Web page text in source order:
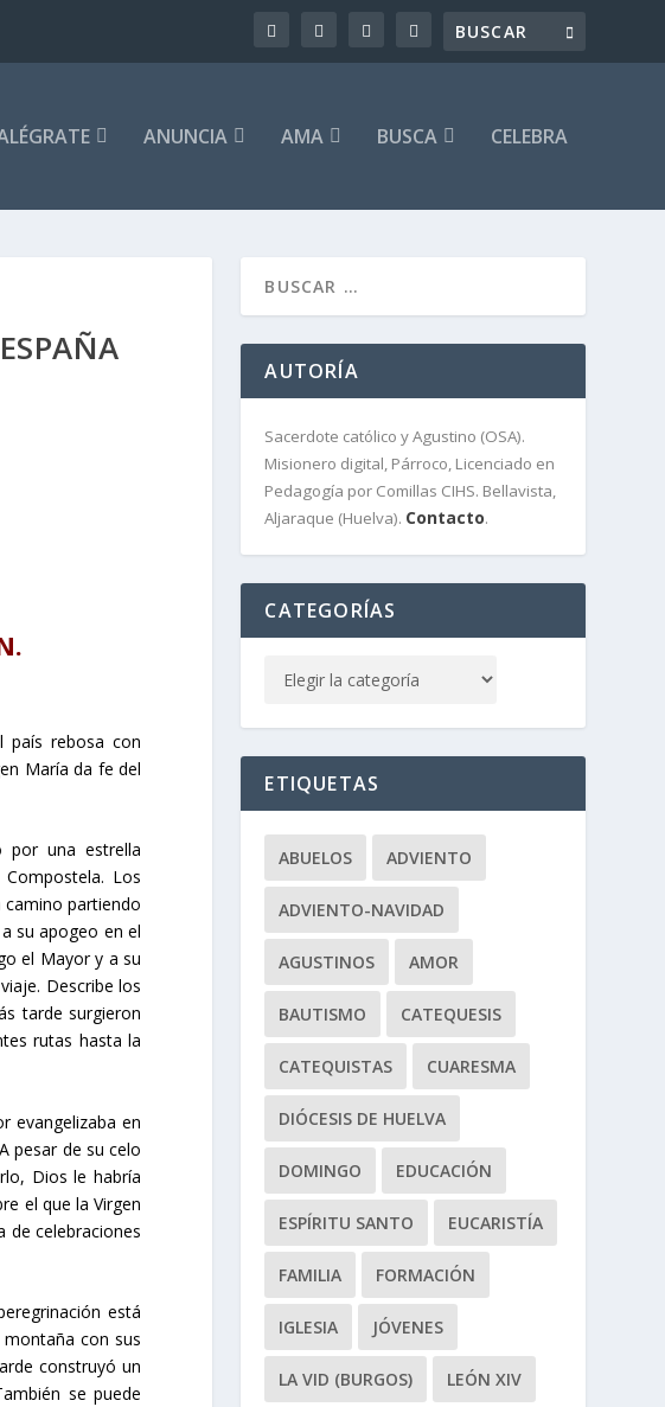
ANUNCIA AMA BUSCA CELEBRA
país rebosa con
María da fe del
por una estrella
Los
camino partiendo
su apogeo en el
el Mayor y a su
Describe los
tarde surgieron
rutas hasta la
evangelizaba en
pesar de su celo
Dios le habría
el que la Virgen
de celebraciones
está
con sus
construyó un
se puede
AUTORÍA
Sacerdote católico y Agustino (OSA).
Misionero digital, Párroco, Licenciado en
Pedagogía por Comillas CIHS. Bellavista,
Aljaraque (Huelva). Contacto.
CATEGORÍAS
ETIQUETAS
ABUELOS ADVIENTO
ADVIENTO-NAVIDAD
AGUSTINOS AMOR
BAUTISMO CATEQUESIS
CATEQUISTAS CUARESMA
DIÓCESIS DE HUELVA
DOMINGO EDUCACIÓN
ESPÍRITU SANTO EUCARISTÍA
FAMILIA FORMACIÓN
IGLESIA JÓVENES
LA VID (BURGOS) LEÓN XIV